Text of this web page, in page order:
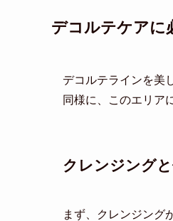
デコルテケアに
デコルテラインを美
同様に、このエリア
クレンジング
まず、クレンジング